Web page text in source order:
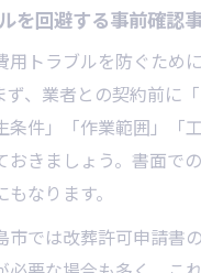
を回避する事前確認
用トラブルを防ぐため
ず、業者との契約前に
条件」「作業範囲」「
おきましょう。書面で
なります。
市では改葬許可申請書